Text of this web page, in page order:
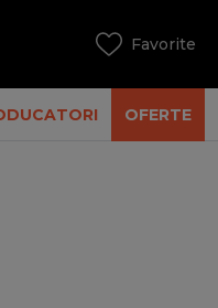
OFERTE